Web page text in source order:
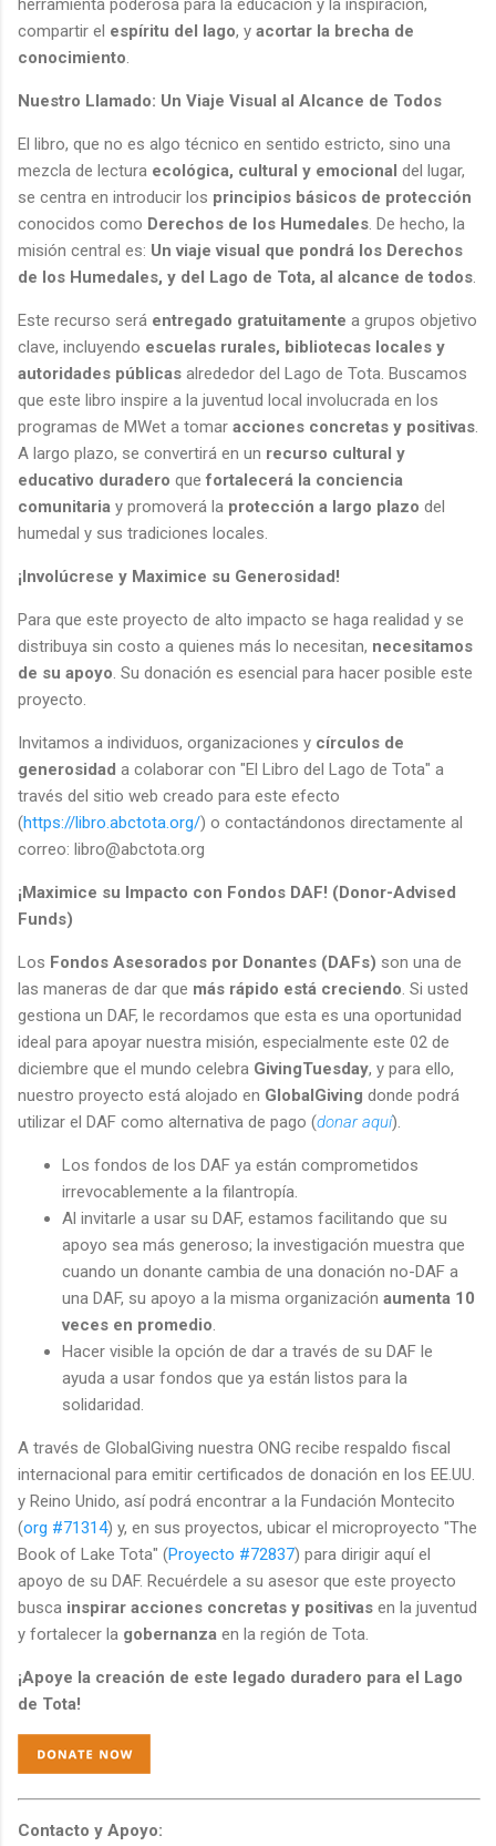
compartir el espíritu del lago, y acortar la brecha de
conocimiento
Nuestro Llamado: Un Viaje Visual al Alcance de Todos
El libro, que no es algo técnico en sentido estricto, sino una
mezcla de lectura ecológica, cultural y emocional del lugar,
se centra en introducir los principios básicos de protección
conocidos como Derechos de los Humedales . De hecho, la
misión central es: Un viaje visual que pondrá los Derechos
de los Humedales, y del Lago de Tota, al alcance de todos
Este recurso será entregado gratuitamente a grupos objetivo
clave, incluyendo escuelas rurales, bibliotecas locales y
autoridades públicas alrededor del Lago de Tota. Buscamos
que este libro inspire a la juventud local involucrada en los
programas de MWet a tomar acciones concretas y positivas
A largo plazo, se convertirá en un recurso cultural y
educativo duradero quefortalecerá la conciencia
comunitaria y promoverá la protección a largo plazo del
humedal y sus tradiciones locales.
¡Involúcrese y Maximice su Generosidad!
Para que este proyecto de alto impacto se haga realidad y se
distribuya sin costo a quienes más lo necesitan, necesitamos
de su apoyo . Su donación es esencial para hacer posible este
proyecto.
Invitamos a individuos, organizaciones y círculos de
generosidad a colaborar con "El Libro del Lago de Tota" a
través del sitio web creado para este efecto
(https://libro.abctota.org/) o contactándonos directamente al
correo: libro@abctota.org
¡Maximice su Impacto con Fondos DAF! (Donor-Advised
Funds)
Los Fondos Asesorados por Donantes (DAFs) son una de
las maneras de dar que más rápido está creciendo . Si usted
gestiona un DAF, le recordamos que esta es una oportunidad
ideal para apoyar nuestra misión, especialmente este 02 de
diciembre que el mundo celebra GivingTuesday, y para ello,
nuestro proyecto está alojado en GlobalGiving donde podrá
utilizar el DAF como alternativa de pago (donar aquí).
Los fondos de los DAF ya están comprometidos
irrevocablemente a la filantropía.
Al invitarle a usar su DAF, estamos facilitando que su
apoyo sea más generoso; la investigación muestra que
cuando un donante cambia de una donación no-DAF a
una DAF, su apoyo a la misma organización aumenta 10
veces en promedio
Hacer visible la opción de dar a través de su DAF le
ayuda a usar fondos que ya están listos para la
solidaridad.
A través de GlobalGiving nuestra ONG recibe respaldo fiscal
internacional para emitir certificados de donación en los EE.UU.
y Reino Unido, así podrá encontrar a la Fundación Montecito
(org #71314) y, en sus proyectos, ubicar el microproyecto "The
Book of Lake Tota" (Proyecto #72837) para dirigir aquí el
apoyo de su DAF. Recuérdele a su asesor que este proyecto
busca inspirar acciones concretas y positivas en la juventud
y fortalecer la gobernanza en la región de Tota.
¡Apoye la creación de este legado duradero para el Lago
de Tota!
Contacto y Apoyo: